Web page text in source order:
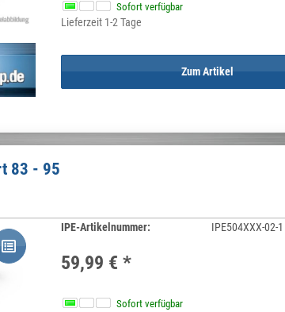
Sofort verfügbar
Lieferzeit 1-2 Tage
Zum Artikel
83 - 95
IPE-Artikelnummer: IPE504XXX-02-1
59,99 €*
Sofort verfügbar